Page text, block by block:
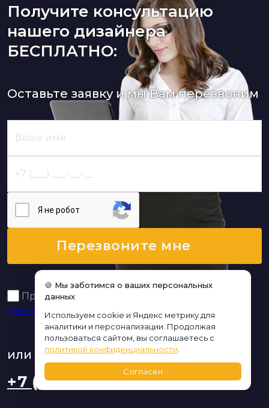
Получите консультацию
нашего дизайнера
БЕСПЛАТНО:
Оставьте заявку и мы Вам перезвоним
Я нe poбoт
Перезвоните мне
Принимаю условия
данных
или позвоните,мы онлайн:
+7 (925) 208-97-42
🍪 Мы заботимся о ваших персональных
данных
Используем cookie и Яндекс метрику для
аналитики и персонализации. Продолжая
пользоваться сайтом, вы соглашаетесь с
политикой конфиденциальности
Согласен